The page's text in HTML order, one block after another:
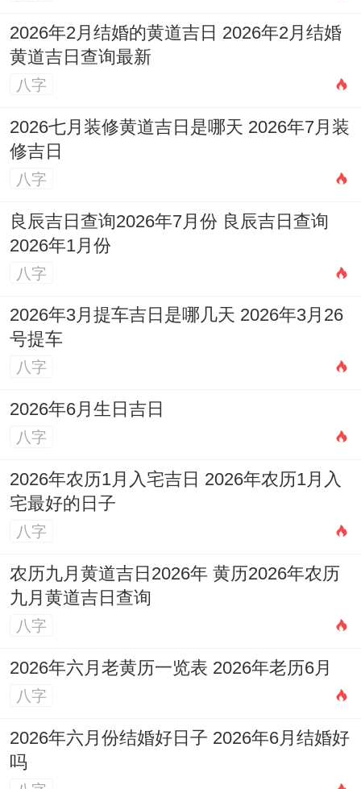
2026年2月结婚的黄道吉日 2026年2月结婚
黄道吉日查询最新
八字
2026七月装修黄道吉日是哪天 2026年7月装
修吉日
八字
良辰吉日查询2026年7月份 良辰吉日查询
2026年1月份
八字
2026年3月提车吉日是哪几天 2026年3月26
号提车
八字
2026年6月生日吉日
八字
2026年农历1月入宅吉日 2026年农历1月入
宅最好的日子
八字
农历九月黄道吉日2026年 黄历2026年农历
九月黄道吉日查询
八字
2026年六月老黄历一览表 2026年老历6月
八字
2026年六月份结婚好日子 2026年6月结婚好
吗